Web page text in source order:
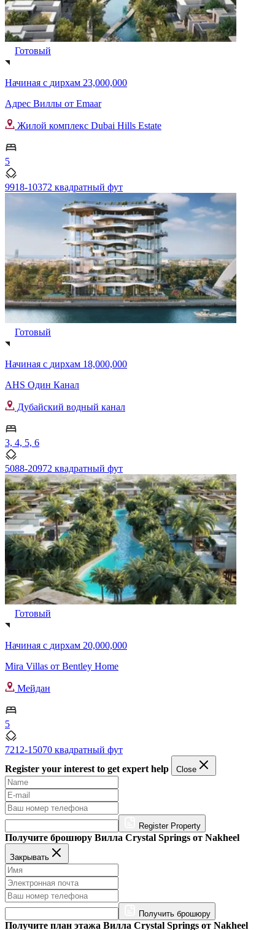
Готовый
Начиная с дирхам 23,000,000
Адрес Виллы от Emaar
Жилой комплекс Dubai Hills Estate
5
9918-10372 квадратный фут
Готовый
Начиная с дирхам 18,000,000
AHS Один Канал
Дубайский водный канал
3, 4, 5, 6
5088-20972 квадратный фут
Готовый
Начиная с дирхам 20,000,000
Mira Villas от Bentley Home
Мейдан
5
7212-15070 квадратный фут
Register your interest to get expert help
Close
Register Property
Получите брошюру Вилла Crystal Springs от Nakheel
Закрывать
Получить брошюру
Получите план этажа Вилла Crystal Springs от Nakheel